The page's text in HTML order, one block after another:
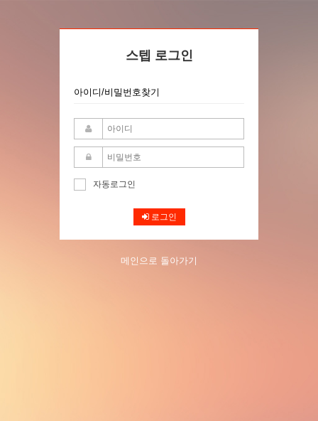
스텝 로그인
아이디/비밀번호찾기
자동로그인
로그인
메인으로 돌아가기